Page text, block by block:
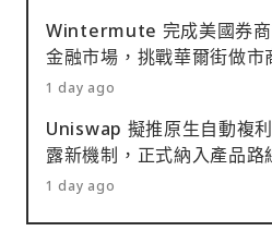
Wintermute 完成美國券商
金融市場，挑戰華爾街做市
1 day ago
Uniswap 擬推原生自動複
露新機制，正式納入產品路
1 day ago